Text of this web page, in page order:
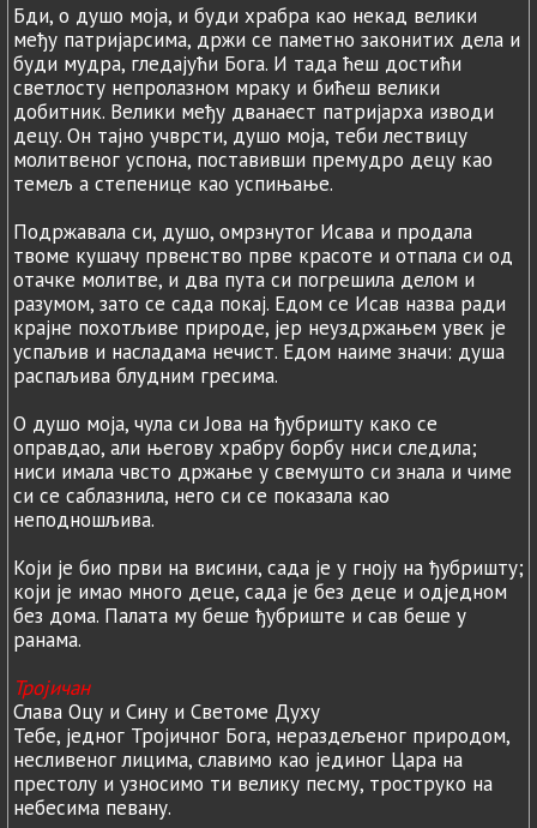
Бди, о душо моја, и буди храбра као некад велики
међу патријарсима, држи се паметно законитих дела и
буди мудра, гледајући Бога. И тада ћеш достићи
светлосту непролазном мраку и бићеш велики
добитник. Велики међу дванаест патријарха изводи
децу. Он тајно учврсти, душо моја, теби лествицу
молитвеног успона, поставивши премудро децу као
темељ а степенице као успињање.
Подржавала си, душо, омрзнутог Исава и продала
твоме кушачу првенство прве красоте и отпала си од
отачке молитве, и два пута си погрешила делом и
разумом, зато се сада покај. Едом се Исав назва ради
крајне похотљиве природе, јер неуздржањем увек је
успаљив и насладама нечист. Едом наиме значи: душа
распаљива блудним гресима.
О душо моја, чула си Јова на ђубришту како се
оправдао, али његову храбру борбу ниси следила;
ниси имала чвсто држање у свемушто си знала и чиме
си се саблазнила, него си се показала као
неподношљива.
Који је био први на висини, сада је у гноју на ђубришту;
који је имао много деце, сада је без деце и одједном
без дома. Палата му беше ђубриште и сав беше у
ранама.
Тројичан
Слава Оцу и Сину и Светоме Духу
Тебе, једног Тројичног Бога, нераздељеног природом,
несливеног лицима, славимо као јединог Цара на
престолу и узносимо ти велику песму, троструко на
небесима певану.